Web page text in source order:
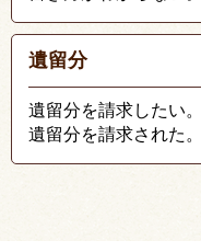
遺留分
遺留分を請求したい。
遺留分を請求された。